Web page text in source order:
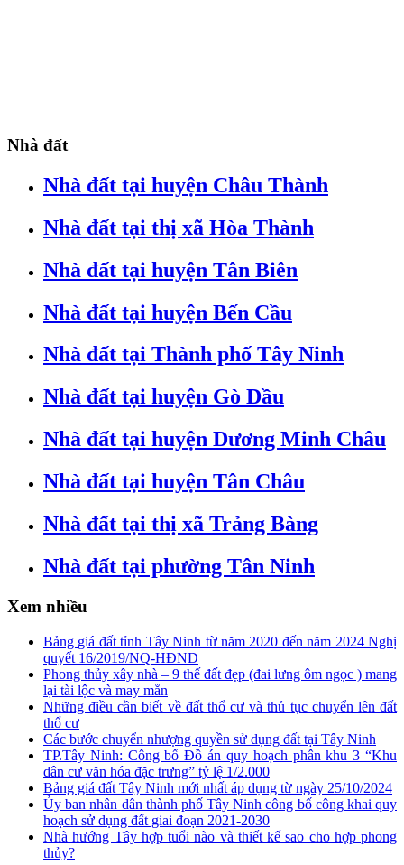
Nhà đất
Nhà đất tại huyện Châu Thành
Nhà đất tại thị xã Hòa Thành
Nhà đất tại huyện Tân Biên
Nhà đất tại huyện Bến Cầu
Nhà đất tại Thành phố Tây Ninh
Nhà đất tại huyện Gò Dầu
Nhà đất tại huyện Dương Minh Châu
Nhà đất tại huyện Tân Châu
Nhà đất tại thị xã Trảng Bàng
Nhà đất tại phường Tân Ninh
Xem nhiều
Bảng giá đất tỉnh Tây Ninh từ năm 2020 đến năm 2024 Nghị
quyết 16/2019/NQ-HĐND
Phong thủy xây nhà – 9 thế đất đẹp (đai lưng ôm ngọc ) mang
lại tài lộc và may mắn
Những điều cần biết về đất thổ cư và thủ tục chuyển lên đất
thổ cư
Các bước chuyển nhượng quyền sử dụng đất tại Tây Ninh
TP.Tây Ninh: Công bố Đồ án quy hoạch phân khu 3 “Khu
dân cư văn hóa đặc trưng” tỷ lệ 1/2.000
Bảng giá đất Tây Ninh mới nhất áp dụng từ ngày 25/10/2024
Ủy ban nhân dân thành phố Tây Ninh công bố công khai quy
hoạch sử dụng đất giai đoạn 2021-2030
Nhà hướng Tây hợp tuổi nào và thiết kế sao cho hợp phong
thủy?